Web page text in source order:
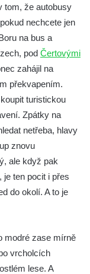
tom, že autobusy
nechcete jen
na bus a
pod Čertovými
zahájil na
překvapením.
turistickou
Zpátky na
netřeba, hlavy
znovu
ale když pak
ten pocit i přes
do okolí. A to je
modré zase mírně
vrcholcích
lese. A